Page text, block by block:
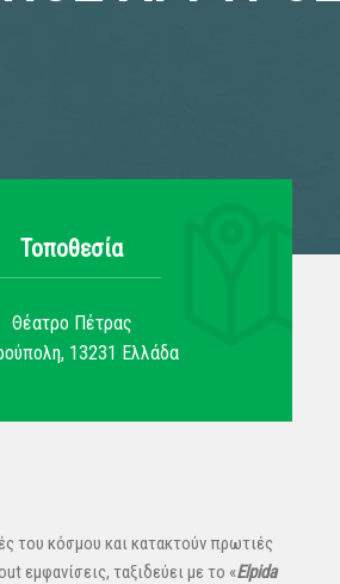
Τοποθεσία
Θέατρο Πέτρας
, 13231 Ελλάδα
του κόσμου και κατακτούν πρωτιές
εμφανίσεις, ταξιδεύει με το «Elpida